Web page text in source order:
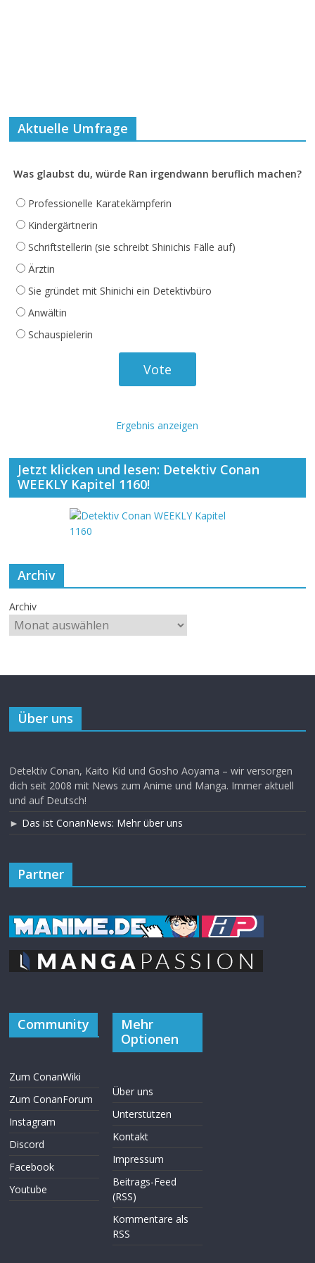
Aktuelle Umfrage
Was glaubst du, würde Ran irgendwann beruflich machen?
Professionelle Karatekämpferin
Kindergärtnerin
Schriftstellerin (sie schreibt Shinichis Fälle auf)
Ärztin
Sie gründet mit Shinichi ein Detektivbüro
Anwältin
Schauspielerin
Ergebnis anzeigen
Jetzt klicken und lesen: Detektiv Conan
WEEKLY Kapitel 1160!
Archiv
Archiv
Über uns
Detektiv Conan, Kaito Kid und Gosho Aoyama – wir versorgen
dich seit 2008 mit News zum Anime und Manga. Immer aktuell
und auf Deutsch!
► Das ist ConanNews: Mehr über uns
Partner
Community
Zum ConanWiki
Zum ConanForum
Instagram
Discord
Facebook
Youtube
Mehr
Optionen
Über uns
Unterstützen
Kontakt
Impressum
Beitrags-Feed
(RSS)
Kommentare als
RSS